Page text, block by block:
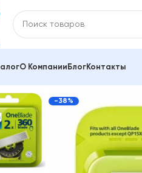
О Компании БлогКонтакты
-38%